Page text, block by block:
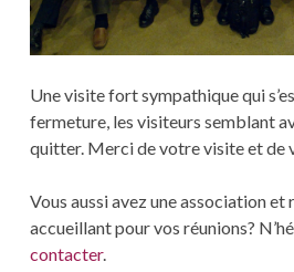
Une visite fort sympathique qui
fermeture, les visiteurs semblant
quitter. Merci de votre visite et de
Vous aussi avez une association et
accueillant pour vos réunions?
contacter.